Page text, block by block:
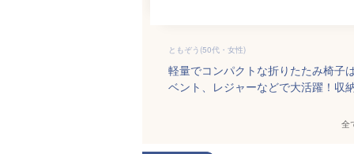
ともぞう(50代・女性)
軽量でコンパクトな折りたたみ椅子
ベント、レジャーなどで大活躍！収
全